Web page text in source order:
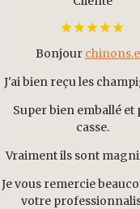
Bonjour
J'ai bien reçu les
Super bien emballé et
casse.
Vraiment ils sont
Je vous remercie
votre